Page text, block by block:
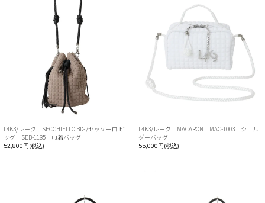
L4K3/レーク SECCHIELLO BIG/セッケーロ ビ
ッグ SEB-1185 巾着バッグ
52,800円(税込)
L4K3/レーク MACARON MAC-1003 ショル
ダーバッグ
55,000円(税込)